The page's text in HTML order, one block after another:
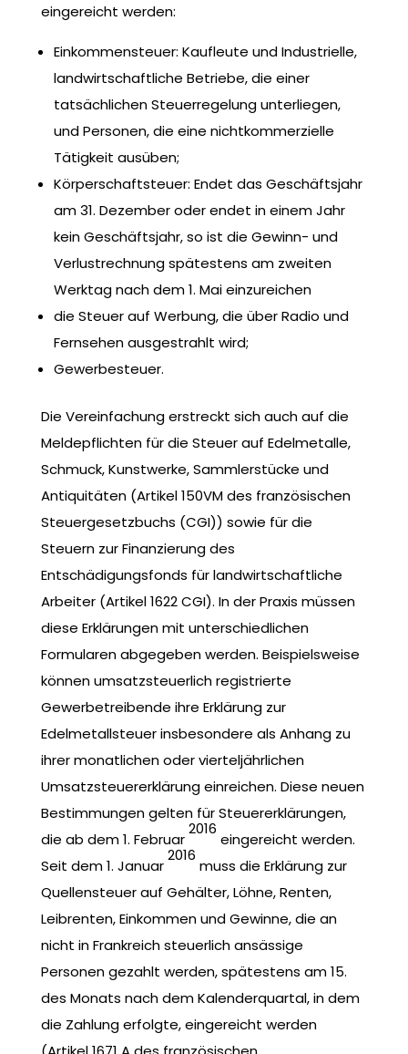
eingereicht werden:
Einkommensteuer: Kaufleute und Industrielle,
landwirtschaftliche Betriebe, die einer
tatsächlichen Steuerregelung unterliegen,
und Personen, die eine nichtkommerzielle
Tätigkeit ausüben;
Körperschaftsteuer: Endet das Geschäftsjahr
am 31. Dezember oder endet in einem Jahr
kein Geschäftsjahr, so ist die Gewinn- und
Verlustrechnung spätestens am zweiten
Werktag nach dem 1. Mai einzureichen
die Steuer auf Werbung, die über Radio und
Fernsehen ausgestrahlt wird;
Gewerbesteuer.
Die Vereinfachung erstreckt sich auch auf die
Meldepflichten für die Steuer auf Edelmetalle,
Schmuck, Kunstwerke, Sammlerstücke und
Antiquitäten (Artikel 150VM des französischen
Steuergesetzbuchs (CGI)) sowie für die
Steuern zur Finanzierung des
Entschädigungsfonds für landwirtschaftliche
Arbeiter (Artikel 1622 CGI). In der Praxis müssen
diese Erklärungen mit unterschiedlichen
Formularen abgegeben werden. Beispielsweise
können umsatzsteuerlich registrierte
Gewerbetreibende ihre Erklärung zur
Edelmetallsteuer insbesondere als Anhang zu
ihrer monatlichen oder vierteljährlichen
Umsatzsteuererklärung einreichen. Diese neuen
Bestimmungen gelten für Steuererklärungen,
die ab dem 1. Februar
2016
eingereicht werden.
Seit dem 1. Januar
2016
muss die Erklärung zur
Quellensteuer auf Gehälter, Löhne, Renten,
Leibrenten, Einkommen und Gewinne, die an
nicht in Frankreich steuerlich ansässige
Personen gezahlt werden, spätestens am 15.
des Monats nach dem Kalenderquartal, in dem
die Zahlung erfolgte, eingereicht werden